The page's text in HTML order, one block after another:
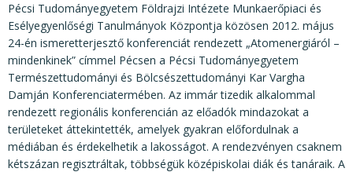
JOGI SZABÁLYOZÁS, ÚTMUTATÓK
KIADVÁNYOK, JELENTÉSEK
NYOMTATVÁNYOK, SZOFTVEREK
E-ÜGYINTÉZÉS
Pécsi Tudományegyetem Földrajzi Intézete Munkaerőpiaci és
Esélyegyenlőségi Tanulmányok Központja közösen 2012. május
24-én ismeretterjesztő konferenciát rendezett „Atomenergiáról –
mindenkinek” címmel Pécsen a Pécsi Tudományegyetem
Természettudományi és Bölcsészettudományi Kar Vargha
Damján Konferenciatermében. Az immár tizedik alkalommal
rendezett regionális konferencián az előadók mindazokat a
területeket áttekintették, amelyek gyakran előfordulnak a
médiában és érdekelhetik a lakosságot. A rendezvényen csaknem
kétszázan regisztráltak, többségük középiskolai diák és tanáraik. A